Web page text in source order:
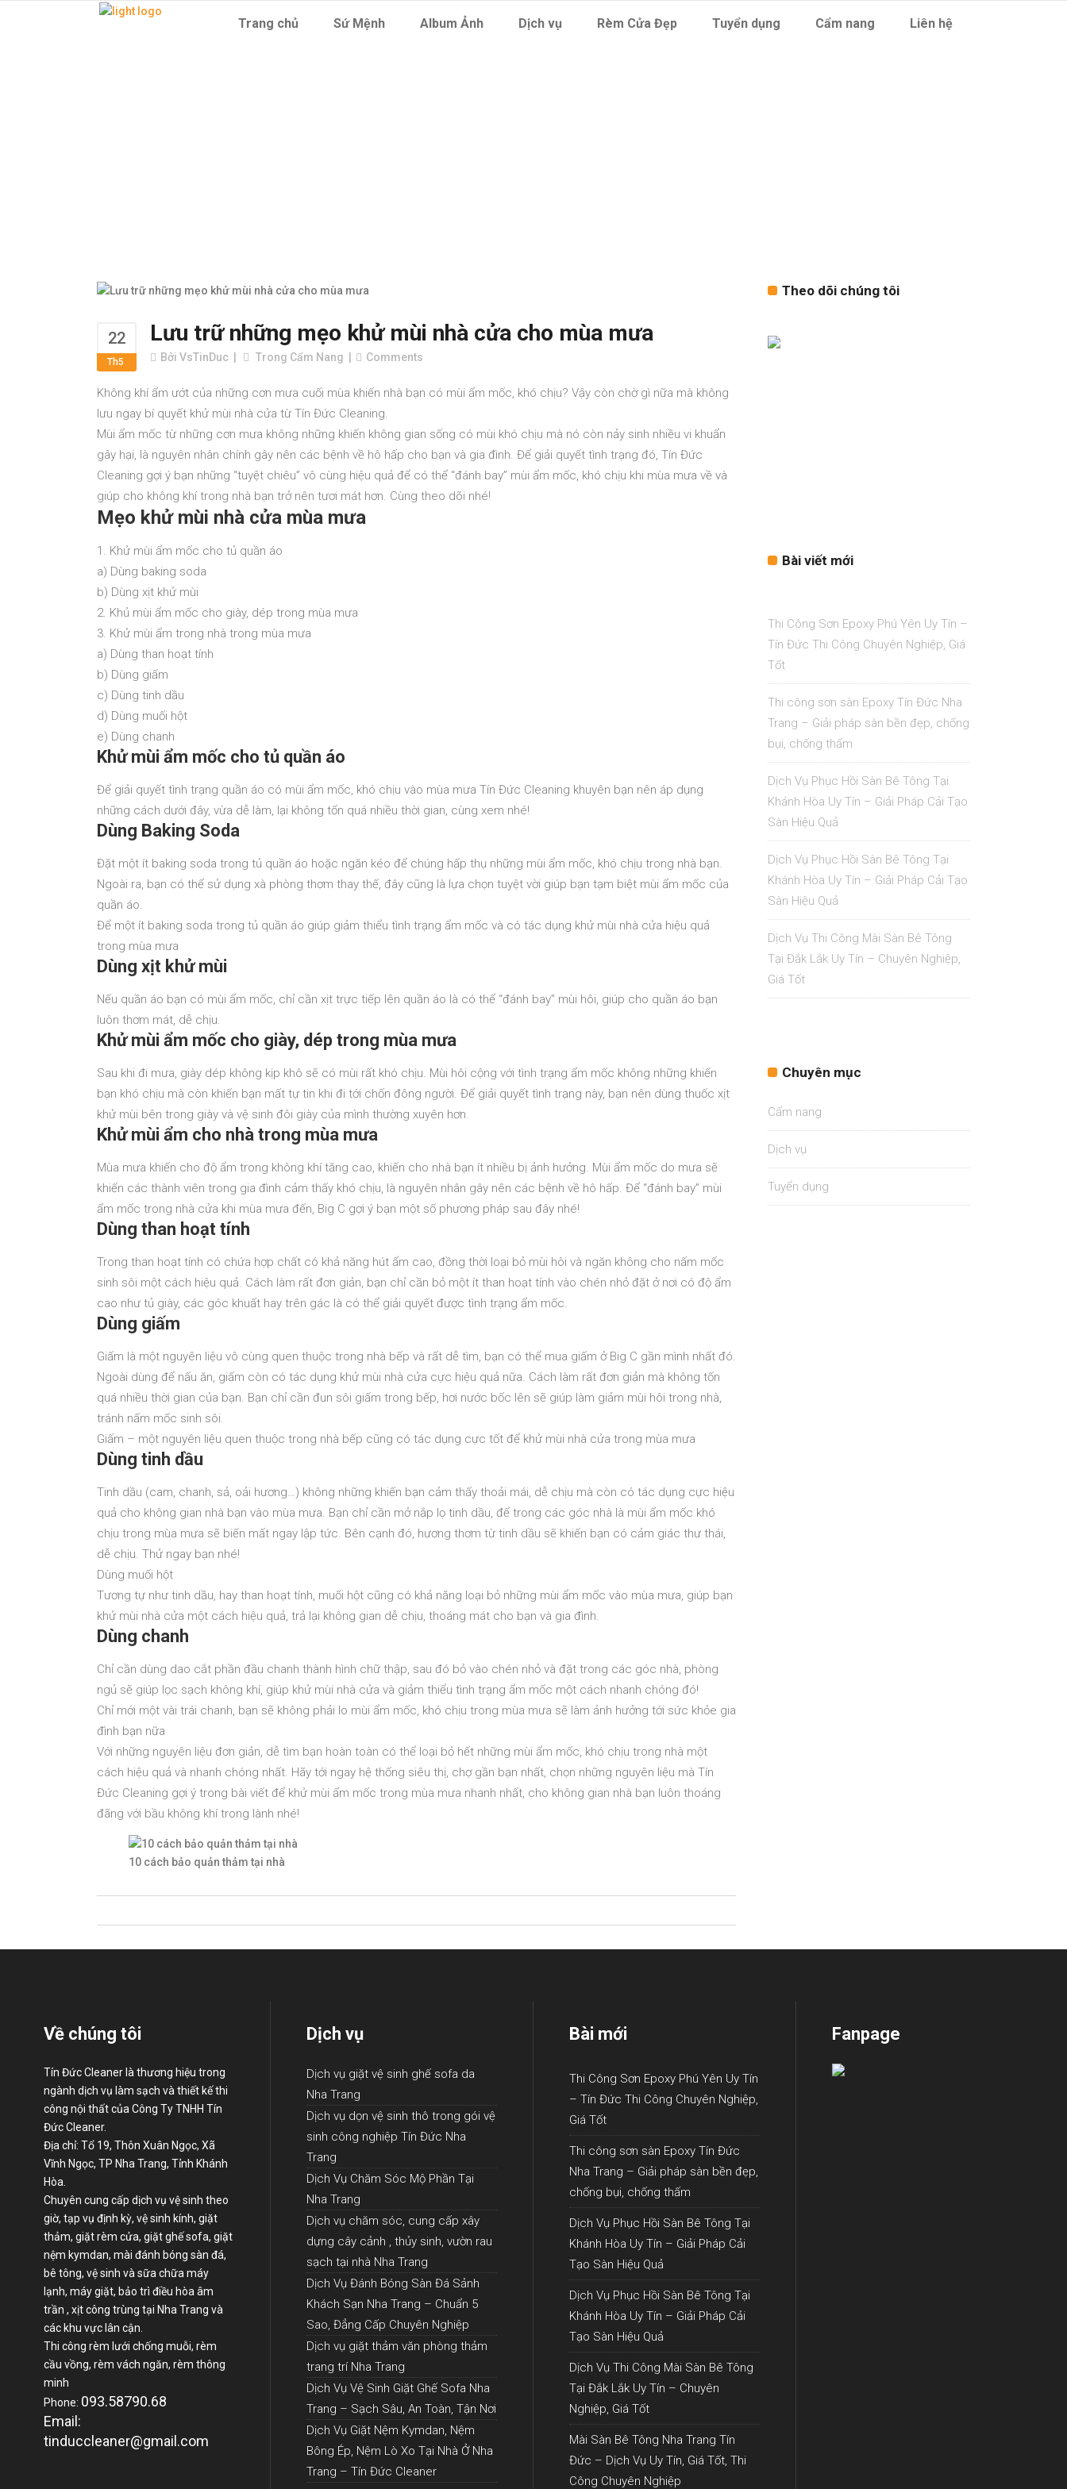
Trang chủ Sứ Mệnh Album Ảnh Dịch vụ Rèm Cửa Đẹp Tuyển dụng Cẩm nang Liên hệ
22
Th5
Lưu trữ những mẹo khử mùi nhà cửa cho mùa mưa
Bởi VsTinDuc Trong Cẩm Nang Comments
Không khí ẩm ướt của những cơn mưa cuối mùa khiến nhà bạn có mùi ẩm mốc, khó chịu? Vậy còn chờ gì nữa mà không
lưu ngay bí quyết khử mùi nhà cửa từ Tín Đức Cleaning.
Mùi ẩm mốc từ những cơn mưa không những khiến không gian sống có mùi khó chịu mà nó còn nảy sinh nhiều vi khuẩn
gây hại, là nguyên nhân chính gây nên các bệnh về hô hấp cho bạn và gia đình. Để giải quyết tình trạng đó, Tín Đức
Cleaning gợi ý bạn những “tuyệt chiêu” vô cùng hiệu quả để có thể “đánh bay” mùi ẩm mốc, khó chịu khi mùa mưa về và
giúp cho không khí trong nhà bạn trở nên tươi mát hơn. Cùng theo dõi nhé!
Mẹo khử mùi nhà cửa mùa mưa
1. Khử mùi ẩm mốc cho tủ quần áo
a) Dùng baking soda
b) Dùng xịt khử mùi
2. Khủ mùi ẩm mốc cho giày, dép trong mùa mưa
3. Khử mùi ẩm trong nhà trong mùa mưa
a) Dùng than hoạt tính
b) Dùng giấm
c) Dùng tinh dầu
d) Dùng muối hột
e) Dùng chanh
Khử mùi ẩm mốc cho tủ quần áo
Để giải quyết tình trạng quần áo có mùi ẩm mốc, khó chịu vào mùa mưa Tín Đức Cleaning khuyên bạn nên áp dụng
những cách dưới đây, vừa dễ làm, lại không tốn quá nhiều thời gian, cùng xem nhé!
Dùng Baking Soda
Đặt một ít baking soda trong tủ quần áo hoặc ngăn kéo để chúng hấp thụ những mùi ẩm mốc, khó chịu trong nhà bạn.
Ngoài ra, bạn có thể sử dụng xà phòng thơm thay thế, đây cũng là lựa chọn tuyệt vời giúp bạn tạm biệt mùi ẩm mốc của
quần áo.
Để một ít baking soda trong tủ quần áo giúp giảm thiểu tình trạng ẩm mốc và có tác dụng khử mùi nhà cửa hiệu quả
trong mùa mưa
Dùng xịt khử mùi
Nếu quần áo bạn có mùi ẩm mốc, chỉ cần xịt trực tiếp lên quần áo là có thể “đánh bay” mùi hôi, giúp cho quần áo bạn
luôn thơm mát, dễ chịu.
Khử mùi ẩm mốc cho giày, dép trong mùa mưa
Sau khi đi mưa, giày dép không kịp khô sẽ có mùi rất khó chịu. Mùi hôi cộng với tình trạng ẩm mốc không những khiến
bạn khó chịu mà còn khiến bạn mất tự tin khi đi tới chốn đông người. Để giải quyết tình trạng này, bạn nên dùng thuốc xịt
khử mùi bên trong giày và vệ sinh đôi giày của mình thường xuyên hơn.
Khử mùi ẩm cho nhà trong mùa mưa
Mùa mưa khiến cho độ ẩm trong không khí tăng cao, khiến cho nhà bạn ít nhiều bị ảnh hưởng. Mùi ẩm mốc do mưa sẽ
khiến các thành viên trong gia đình cảm thấy khó chịu, là nguyên nhân gây nên các bệnh về hô hấp. Để “đánh bay” mùi
ẩm mốc trong nhà cửa khi mùa mưa đến, Big C gợi ý bạn một số phương pháp sau đây nhé!
Dùng than hoạt tính
Trong than hoạt tính có chứa hợp chất có khả năng hút ẩm cao, đồng thời loại bỏ mùi hôi và ngăn không cho nấm mốc
sinh sôi một cách hiệu quả. Cách làm rất đơn giản, bạn chỉ cần bỏ một ít than hoạt tính vào chén nhỏ đặt ở nơi có độ ẩm
cao như tủ giày, các góc khuất hay trên gác là có thể giải quyết được tình trạng ẩm mốc.
Dùng giấm
Giấm là một nguyên liệu vô cùng quen thuộc trong nhà bếp và rất dễ tìm, bạn có thể mua giấm ở Big C gần mình nhất đó.
Ngoài dùng để nấu ăn, giấm còn có tác dụng khử mùi nhà cửa cực hiệu quả nữa. Cách làm rất đơn giản mà không tốn
quá nhiều thời gian của bạn. Bạn chỉ cần đun sôi giấm trong bếp, hơi nước bốc lên sẽ giúp làm giảm mùi hôi trong nhà,
tránh nấm mốc sinh sôi.
Giấm – một nguyên liệu quen thuộc trong nhà bếp cũng có tác dụng cực tốt để khử mùi nhà cửa trong mùa mưa
Dùng tinh dầu
Tinh dầu (cam, chanh, sả, oải hương…) không những khiến bạn cảm thấy thoải mái, dễ chịu mà còn có tác dụng cực hiệu
quả cho không gian nhà bạn vào mùa mưa. Bạn chỉ cần mở nắp lọ tinh dầu, để trong các góc nhà là mùi ẩm mốc khó
chịu trong mùa mưa sẽ biến mất ngay lập tức. Bên cạnh đó, hương thơm từ tinh dầu sẽ khiến bạn có cảm giác thư thái,
dễ chịu. Thử ngay bạn nhé!
Dùng muối hột
Tương tự như tinh dầu, hay than hoạt tính, muối hột cũng có khả năng loại bỏ những mùi ẩm mốc vào mùa mưa, giúp bạn
khử mùi nhà cửa một cách hiệu quả, trả lại không gian dễ chịu, thoáng mát cho bạn và gia đình.
Dùng chanh
Chỉ cần dùng dao cắt phần đầu chanh thành hình chữ thập, sau đó bỏ vào chén nhỏ và đặt trong các góc nhà, phòng
ngủ sẽ giúp lọc sạch không khí, giúp khử mùi nhà cửa và giảm thiểu tình trạng ẩm mốc một cách nhanh chóng đó!
Chỉ mới một vài trái chanh, bạn sẽ không phải lo mùi ẩm mốc, khó chịu trong mùa mưa sẽ làm ảnh hưởng tới sức khỏe gia
đình bạn nữa
Với những nguyên liệu đơn giản, dễ tìm bạn hoàn toàn có thể loại bỏ hết những mùi ẩm mốc, khó chịu trong nhà một
cách hiệu quả và nhanh chóng nhất. Hãy tới ngay hệ thống siêu thị, chợ gần bạn nhất, chọn những nguyên liệu mà Tín
Đức Cleaning gợi ý trong bài viết để khử mùi ẩm mốc trong mùa mưa nhanh nhất, cho không gian nhà bạn luôn thoáng
đãng với bầu không khí trong lành nhé!
10 cách bảo quản thảm tại nhà
Theo dõi chúng tôi
Bài viết mới
Thi Công Sơn Epoxy Phú Yên Uy Tín –
Tín Đức Thi Công Chuyên Nghiệp, Giá
Tốt
Thi công sơn sàn Epoxy Tín Đức Nha
Trang – Giải pháp sàn bền đẹp, chống
bụi, chống thấm
Dịch Vụ Phục Hồi Sàn Bê Tông Tại
Khánh Hòa Uy Tín – Giải Pháp Cải Tạo
Sàn Hiệu Quả
Dịch Vụ Phục Hồi Sàn Bê Tông Tại
Khánh Hòa Uy Tín – Giải Pháp Cải Tạo
Sàn Hiệu Quả
Dịch Vụ Thi Công Mài Sàn Bê Tông
Tại Đắk Lắk Uy Tín – Chuyên Nghiệp,
Giá Tốt
Chuyên mục
Cẩm nang
Dịch vụ
Tuyển dụng
Về chúng tôi
Tín Đức Cleaner là thương hiệu trong
ngành dịch vụ làm sạch và thiết kế thi
công nội thất của Công Ty TNHH Tín
Đức Cleaner.
Địa chỉ: Tổ 19, Thôn Xuân Ngọc, Xã
Vĩnh Ngọc, TP Nha Trang, Tỉnh Khánh
Hòa.
Chuyên cung cấp dịch vụ vệ sinh theo
giờ, tạp vụ định kỳ, vệ sinh kính, giặt
thảm, giặt rèm cửa, giặt ghế sofa, giặt
nệm kymdan, mài đánh bóng sàn đá,
bê tông, vệ sinh và sữa chữa máy
lạnh, máy giặt, bảo trì điều hòa âm
trần , xịt công trùng tại Nha Trang và
các khu vực lân cận.
Thi công rèm lưới chống muỗi, rèm
cầu vồng, rèm vách ngăn, rèm thông
minh
Phone: 093.58790.68
Email:
tinduccleaner@gmail.com
Dịch vụ
Dịch vụ giặt vệ sinh ghế sofa da
Nha Trang
Dịch vụ dọn vệ sinh thô trong gói vệ
sinh công nghiệp Tín Đức Nha
Trang
Dịch Vụ Chăm Sóc Mộ Phần Tại
Nha Trang
Dịch vụ chăm sóc, cung cấp xây
dựng cây cảnh , thủy sinh, vườn rau
sạch tại nhà Nha Trang
Dịch Vụ Đánh Bóng Sàn Đá Sảnh
Khách Sạn Nha Trang – Chuẩn 5
Sao, Đẳng Cấp Chuyên Nghiệp
Dịch vụ giặt thảm văn phòng thảm
trang trí Nha Trang
Dịch Vụ Vệ Sinh Giặt Ghế Sofa Nha
Trang – Sạch Sâu, An Toàn, Tận Nơi
Dịch Vụ Giặt Nệm Kymdan, Nệm
Bông Ép, Nệm Lò Xo Tại Nhà Ở Nha
Trang – Tín Đức Cleaner
Bài mới
Thi Công Sơn Epoxy Phú Yên Uy Tín
– Tín Đức Thi Công Chuyên Nghiệp,
Giá Tốt
Thi công sơn sàn Epoxy Tín Đức
Nha Trang – Giải pháp sàn bền đẹp,
chống bụi, chống thấm
Dịch Vụ Phục Hồi Sàn Bê Tông Tại
Khánh Hòa Uy Tín – Giải Pháp Cải
Tạo Sàn Hiệu Quả
Dịch Vụ Phục Hồi Sàn Bê Tông Tại
Khánh Hòa Uy Tín – Giải Pháp Cải
Tạo Sàn Hiệu Quả
Dịch Vụ Thi Công Mài Sàn Bê Tông
Tại Đắk Lắk Uy Tín – Chuyên
Nghiệp, Giá Tốt
Mài Sàn Bê Tông Nha Trang Tín
Đức – Dịch Vụ Uy Tín, Giá Tốt, Thi
Công Chuyên Nghiệp
Fanpage